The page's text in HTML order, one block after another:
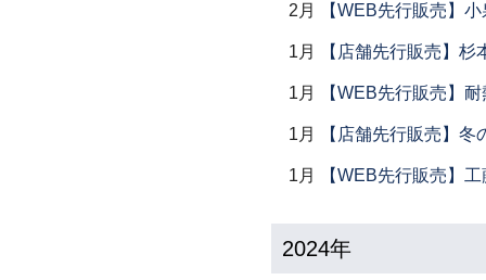
2月 【WEB先行販売】
1月 【店舗先行販売】
1月 【WEB先行販売】
1月 【店舗先行販売】冬
1月 【WEB先行販売】
2024年